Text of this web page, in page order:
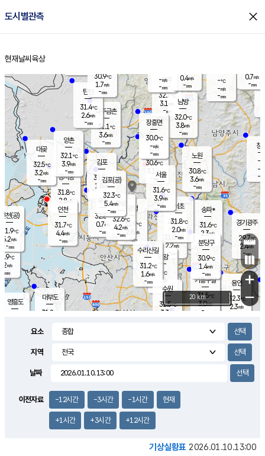
도시별관측 close
홈
현재날씨 육상
의도
℃
m/s
mm
영흥도
양주
32.7℃
3.1
-mm
과천
31.0℃
2.2m/s
- mm
용인
32.3℃
2.3m/s
경기광주
29.7℃
2.4m/s
-mm
3.2m/s
대부도
31.8
경서동
31.8℃
2.8 m/s
-mm
파주금촌
31.1℃
3.6m/s
-mm
-℃
-m/s
-mm
대곶
32.5℃
3.2m/s
-mm
창
-
-m/
-
탄현
31.4℃
2.6m/s
-mm
0.7m/s
-mm
의왕
- ℃
m/s
mm
김포
31.5℃
1.8 m/s
mm
광명
31.9 ℃
2.8 m/s
-mm
부천
32.8℃
0.7m/s
-mm
양촌
32.1℃
3.9m/s
-mm
구로
32.6℃
4.2m/s
-mm
은평
30.6℃
3.1 m/s
- mm
노원
30.8℃
3.6m/s
-mm
송파*
31.6℃
2.3m/s
-mm
서초
31.8℃
2.0m/s
-mm
남방
32.0℃
3.8m/s
-mm
기흥구갈
31.5℃
3.0m/s
-
수리산길
31.2℃
1.6m/s
-mm
분당구
30.9℃
1.4m/s
-mm
장흥면
30.0℃
-m/s
-mm
-m/s
-mm
인천(공)
31.9℃
5.2m/s
-mm
김포(공)
32.3℃
5.4m/s
-mm
수원
31.5℃
3.3 m/s
인천
31.7℃
4.4m/s
-mm
서울
31.6℃
3.9m/s
-mm
30.9℃
1.7m/s
-mm
0.4m/s
-mm
+
−
20 km
요소
지역
날짜
이전자료 -12시간 -3시간 -1시간 현재
+1시간 +3시간 +12시간
기상실황표 2026.01.10.13:00